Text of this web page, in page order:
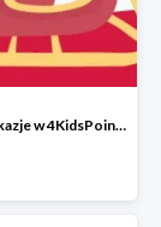
Świąteczne okazje w 4KidsPoint do -30%